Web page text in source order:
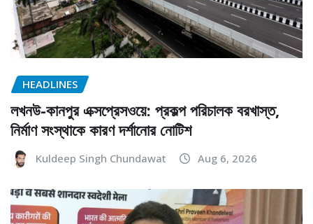
HEADLINES
লখনউ-কানপুর এক্সপ্রেসওয়ে: প্রকল্প পরিচালক বরখাস্ত,
নির্মাণ সংস্থাকে কারণ দর্শানোর নোটিশ
Kuldeep Singh Chundawat Aug 6, 2026